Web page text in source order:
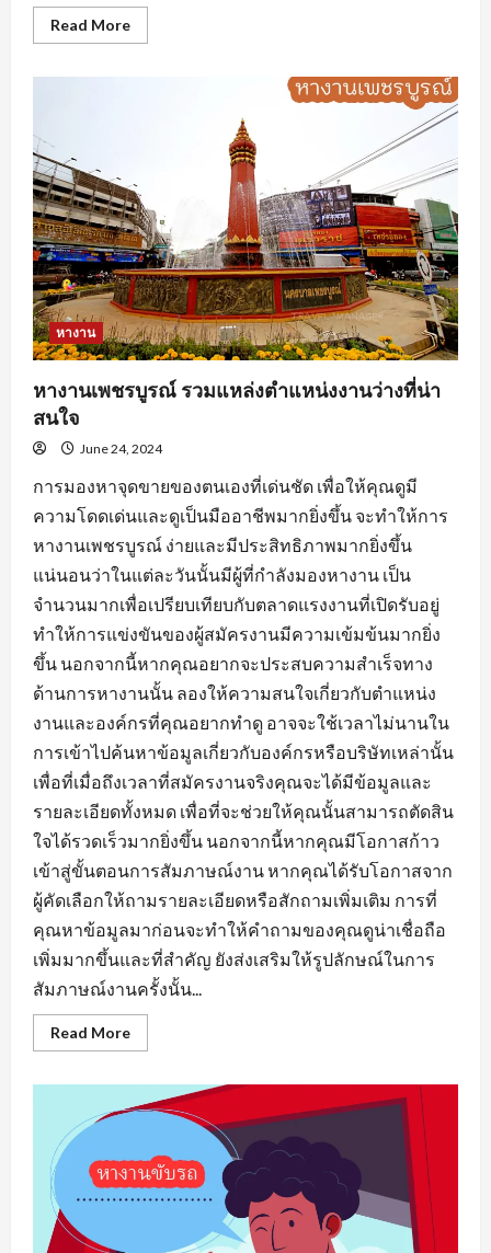
Read MoreRead
more
ใจ
องค์กร
หางาน
หางานเพชรบูรณ์ รวมแหล่งตำแหน่งงานว่างที่น่า
สนใจ
June 24, 2024
การมองหาจุดขายของตนเองที่เด่นชัด เพื่อให้คุณดูมี
ความโดดเด่นและดูเป็นมืออาชีพมากยิ่งขึ้น จะทำให้การ
หางานเพชรบูรณ์ ง่ายและมีประสิทธิภาพมากยิ่งขึ้น
แน่นอนว่าในแต่ละวันนั้นมีผู้ที่กำลังมองหางาน เป็น
จำนวนมากเพื่อเปรียบเทียบกับตลาดแรงงานที่เปิดรับอยู่
ทำให้การแข่งขันของผู้สมัครงานมีความเข้มข้นมากยิ่ง
ขึ้น นอกจากนี้หากคุณอยากจะประสบความสำเร็จทาง
ด้านการหางานนั้น ลองให้ความสนใจเกี่ยวกับตำแหน่ง
งานและองค์กรที่คุณอยากทำดู อาจจะใช้เวลาไม่นานใน
การเข้าไปค้นหาข้อมูลเกี่ยวกับองค์กรหรือบริษัทเหล่านั้น
เพื่อที่เมื่อถึงเวลาที่สมัครงานจริงคุณจะได้มีข้อมูลและ
รายละเอียดทั้งหมด เพื่อที่จะช่วยให้คุณนั้นสามารถตัดสิน
ใจได้รวดเร็วมากยิ่งขึ้น นอกจากนี้หากคุณมีโอกาสก้าว
เข้าสู่ขั้นตอนการสัมภาษณ์งาน หากคุณได้รับโอกาสจาก
ผู้คัดเลือกให้ถามรายละเอียดหรือสักถามเพิ่มเติม การที่
คุณหาข้อมูลมาก่อนจะทำให้คำถามของคุณดูน่าเชื่อถือ
เพิ่มมากขึ้นและที่สำคัญ ยังส่งเสริมให้รูปลักษณ์ในการ
สัมภาษณ์งานครั้งนั้น...
Read MoreRead
more
เพชรบูรณ์
ตำแหน่ง
งาน
ว่าง
ที่